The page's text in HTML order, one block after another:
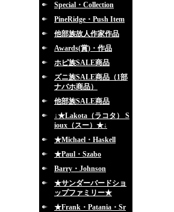
Special・Collection
PineRidge・Push Item
他部族故人作家作品
Awards(賞)・作品
ホピ族SALE商品
ズニ族SALE商品（1部
ナバホ商品）
他部族SALE商品
↓★Lakota（ラコタ） S
ioux（スー）★↓
★Michael・Haskell
★Paul・Szabo
Barry・Johnson
★サンダーバードショ
ップファミリー★
★Frank・Patania・Sr